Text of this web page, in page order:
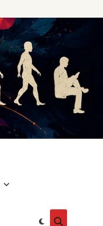
Cambiar
Abrir